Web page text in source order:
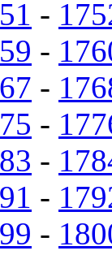
-
-
-
-
-
-
-